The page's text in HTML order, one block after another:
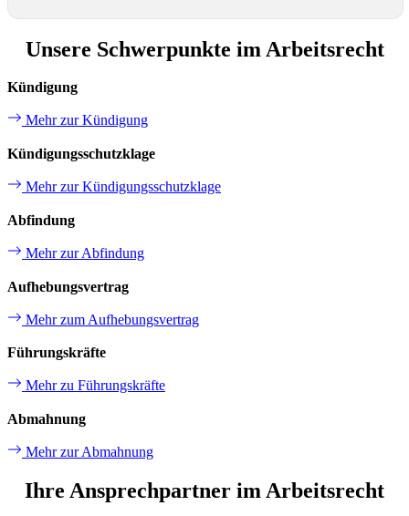
Unsere Schwerpunkte im Arbeitsrecht
Kündigung
Mehr zur Kündigung
Kündigungsschutzklage
Mehr zur Kündigungsschutzklage
Abfindung
Mehr zur Abfindung
Aufhebungsvertrag
Mehr zum Aufhebungsvertrag
Führungskräfte
Mehr zu Führungskräfte
Abmahnung
Mehr zur Abmahnung
Ihre Ansprechpartner im Arbeitsrecht